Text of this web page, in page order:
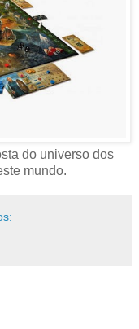
do universo dos
mundo.